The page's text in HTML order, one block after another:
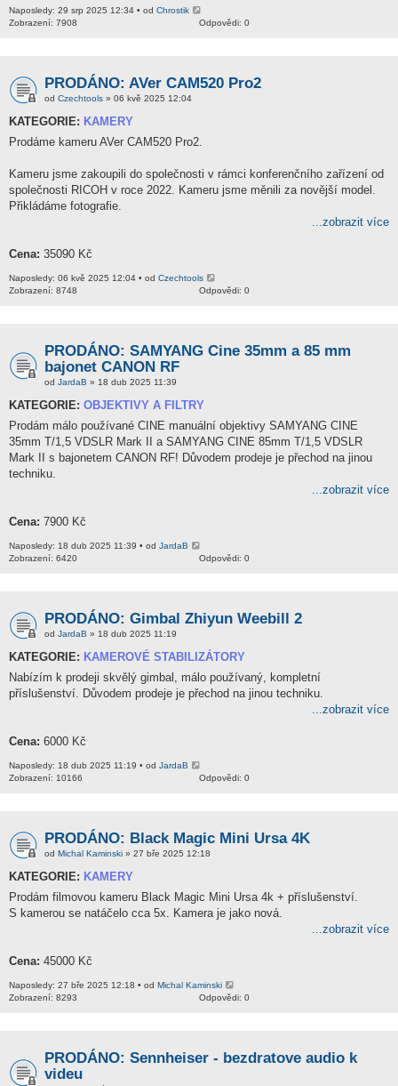
Naposledy: 29 srp 2025 12:34 • od Chrostik
Odpovědi: 0
Zobrazení: 7908
PRODÁNO: AVer CAM520 Pro2
od Czechtools » 06 kvě 2025 12:04
KATEGORIE: KAMERY
Prodáme kameru AVer CAM520 Pro2.
Kameru jsme zakoupili do společnosti v rámci konferenčního zařízení od
společnosti RICOH v roce 2022. Kameru jsme měnili za novější model.
Přikládáme fotografie.
...zobrazit více
Cena: 35090 Kč
Naposledy: 06 kvě 2025 12:04 • od Czechtools
Odpovědi: 0
Zobrazení: 8748
PRODÁNO: SAMYANG Cine 35mm a 85 mm
bajonet CANON RF
od JardaB » 18 dub 2025 11:39
KATEGORIE: OBJEKTIVY A FILTRY
Prodám málo používané CINE manuální objektivy SAMYANG CINE
35mm T/1,5 VDSLR Mark II a SAMYANG CINE 85mm T/1,5 VDSLR
Mark II s bajonetem CANON RF! Důvodem prodeje je přechod na jinou
techniku.
...zobrazit více
Cena: 7900 Kč
Naposledy: 18 dub 2025 11:39 • od JardaB
Odpovědi: 0
Zobrazení: 6420
PRODÁNO: Gimbal Zhiyun Weebill 2
od JardaB » 18 dub 2025 11:19
KATEGORIE: KAMEROVÉ STABILIZÁTORY
Nabízím k prodeji skvělý gimbal, málo používaný, kompletní
příslušenství. Důvodem prodeje je přechod na jinou techniku.
...zobrazit více
Cena: 6000 Kč
Naposledy: 18 dub 2025 11:19 • od JardaB
Odpovědi: 0
Zobrazení: 10166
PRODÁNO: Black Magic Mini Ursa 4K
od Michal Kaminski » 27 bře 2025 12:18
KATEGORIE: KAMERY
Prodám filmovou kameru Black Magic Mini Ursa 4k + příslušenství.
S kamerou se natáčelo cca 5x. Kamera je jako nová.
...zobrazit více
Cena: 45000 Kč
Naposledy: 27 bře 2025 12:18 • od Michal Kaminski
Odpovědi: 0
Zobrazení: 8293
PRODÁNO: Sennheiser - bezdratove audio k
videu